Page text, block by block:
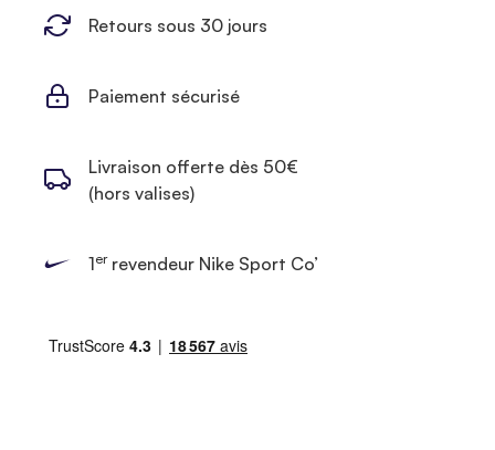
Retours sous 30 jours
Paiement sécurisé
Livraison offerte dès 50€
(hors valises)
1errevendeur Nike Sport Co’